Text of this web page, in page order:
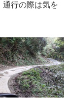
通行の際は気を